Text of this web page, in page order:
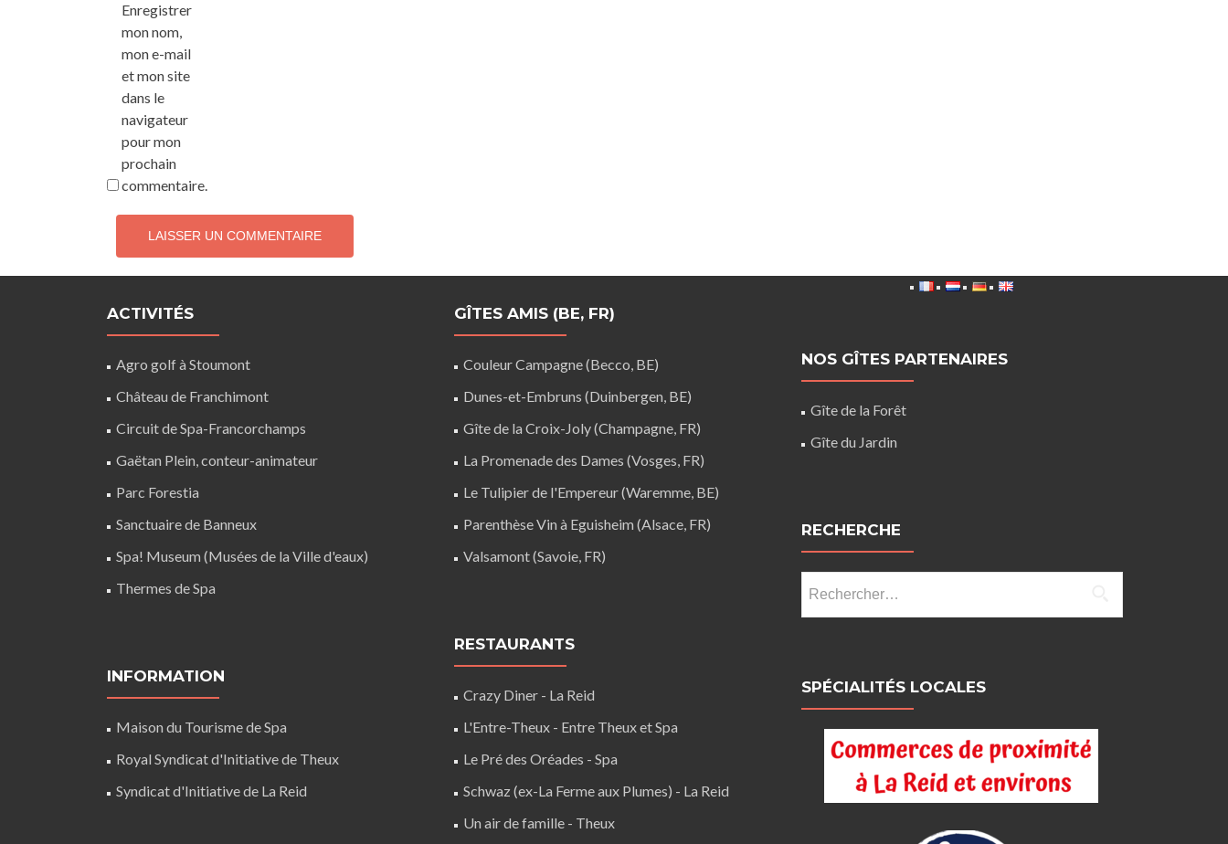
Enregistrer
mon nom,
mon e-mail
et mon site
dans le
navigateur
pour mon
prochain
commentaire.
ACTIVITÉS
Agro golf à Stoumont
Château de Franchimont
Circuit de Spa-Francorchamps
Gaëtan Plein, conteur-animateur
Parc Forestia
Sanctuaire de Banneux
Spa! Museum (Musées de la Ville d'eaux)
Thermes de Spa
INFORMATION
Maison du Tourisme de Spa
Royal Syndicat d'Initiative de Theux
Syndicat d'Initiative de La Reid
GÎTES AMIS (BE, FR)
Couleur Campagne (Becco, BE)
Dunes-et-Embruns (Duinbergen, BE)
Gîte de la Croix-Joly (Champagne, FR)
La Promenade des Dames (Vosges, FR)
Le Tulipier de l'Empereur (Waremme, BE)
Parenthèse Vin à Eguisheim (Alsace, FR)
Valsamont (Savoie, FR)
RESTAURANTS
Crazy Diner - La Reid
L'Entre-Theux - Entre Theux et Spa
Le Pré des Oréades - Spa
Schwaz (ex-La Ferme aux Plumes) - La Reid
Un air de famille - Theux
NOS GÎTES PARTENAIRES
Gîte de la Forêt
Gîte du Jardin
RECHERCHE
SPÉCIALITÉS LOCALES